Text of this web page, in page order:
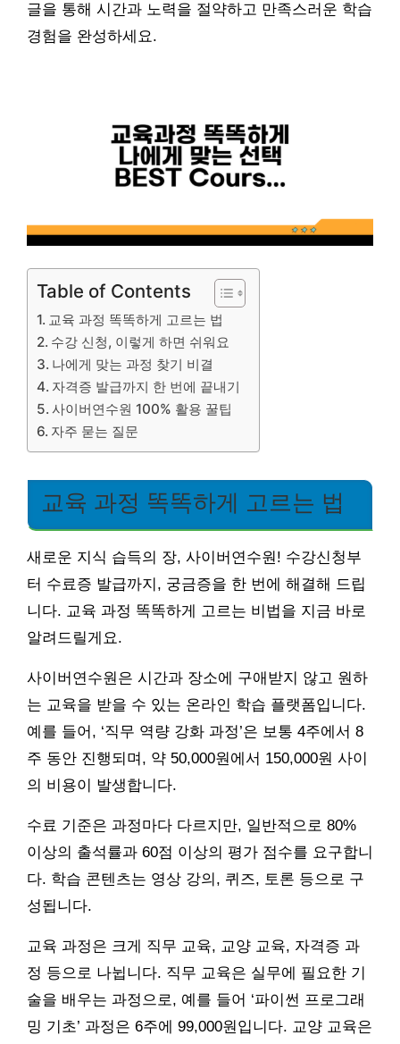
글을 통해 시간과 노력을 절약하고 만족스러운 학습
경험을 완성하세요.
Table of Contents
교육 과정 똑똑하게 고르는 법
수강 신청, 이렇게 하면 쉬워요
나에게 맞는 과정 찾기 비결
자격증 발급까지 한 번에 끝내기
사이버연수원 100% 활용 꿀팁
자주 묻는 질문
교육 과정 똑똑하게 고르는 법
새로운 지식 습득의 장, 사이버연수원! 수강신청부
터 수료증 발급까지, 궁금증을 한 번에 해결해 드립
니다. 교육 과정 똑똑하게 고르는 비법을 지금 바로
알려드릴게요.
사이버연수원은 시간과 장소에 구애받지 않고 원하
는 교육을 받을 수 있는 온라인 학습 플랫폼입니다.
예를 들어, ‘직무 역량 강화 과정’은 보통 4주에서 8
주 동안 진행되며, 약 50,000원에서 150,000원 사이
의 비용이 발생합니다.
수료 기준은 과정마다 다르지만, 일반적으로 80%
이상의 출석률과 60점 이상의 평가 점수를 요구합니
다. 학습 콘텐츠는 영상 강의, 퀴즈, 토론 등으로 구
성됩니다.
교육 과정은 크게 직무 교육, 교양 교육, 자격증 과
정 등으로 나뉩니다. 직무 교육은 실무에 필요한 기
술을 배우는 과정으로, 예를 들어 ‘파이썬 프로그래
밍 기초’ 과정은 6주에 99,000원입니다. 교양 교육은